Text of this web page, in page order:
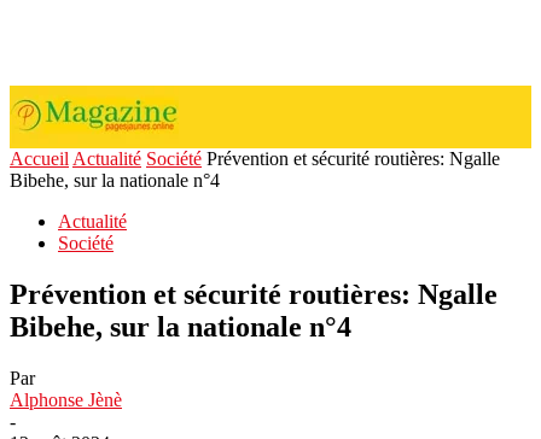
Accueil Actualité Société Prévention et sécurité routières: Ngalle
Bibehe, sur la nationale n°4
Actualité
Société
Prévention et sécurité routières: Ngalle
Bibehe, sur la nationale n°4
Par
Alphonse Jènè
-